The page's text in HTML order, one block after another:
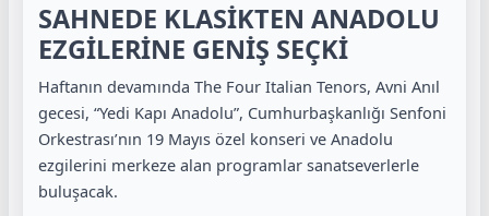
SAHNEDE KLASİKTEN ANADOLU
EZGİLERİNE GENİŞ SEÇKİ
Haftanın devamında The Four Italian Tenors, Avni Anıl
gecesi, “Yedi Kapı Anadolu”, Cumhurbaşkanlığı Senfoni
Orkestrası’nın 19 Mayıs özel konseri ve Anadolu
ezgilerini merkeze alan programlar sanatseverlerle
buluşacak.